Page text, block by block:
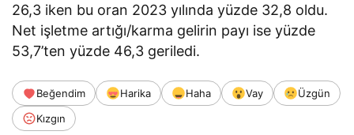
26,3 iken bu oran 2023 yılında yüzde 32,8 oldu.
Net işletme artığı/karma gelirin payı ise yüzde
53,7’ten yüzde 46,3 geriledi.
Beğendim Harika Haha Vay
Üzgün
Kızgın